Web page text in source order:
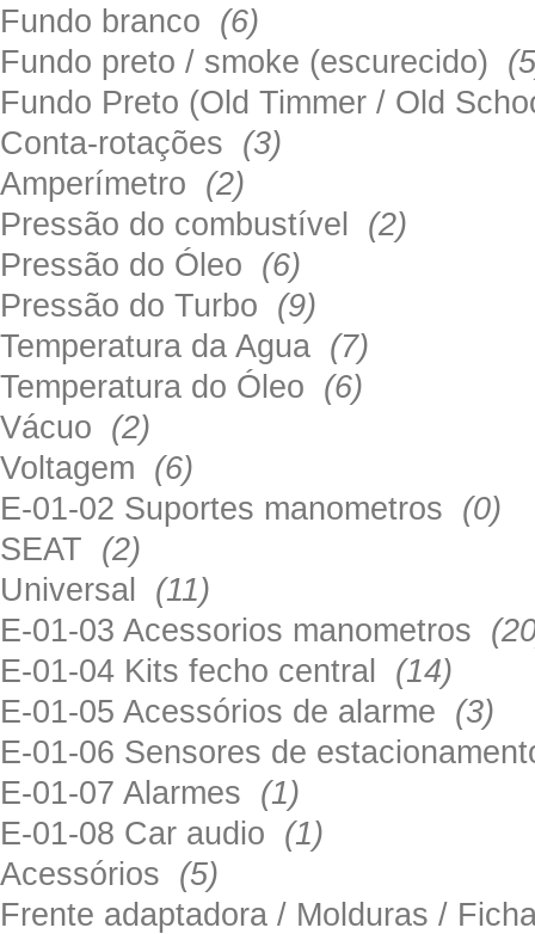
Fundo branco (6)
Fundo preto / smoke (escurecido)
Fundo Preto (Old Timmer / Old
Conta-rotações (3)
Amperímetro (2)
Pressão do combustível (2)
Pressão do Óleo (6)
Pressão do Turbo (9)
Temperatura da Agua (7)
Temperatura do Óleo (6)
Vácuo (2)
Voltagem (6)
E-01-02 Suportes manometros (0)
SEAT (2)
Universal (11)
E-01-03 Acessorios manometros
E-01-04 Kits fecho central (14)
E-01-05 Acessórios de alarme (3)
E-01-06 Sensores de
E-01-07 Alarmes (1)
E-01-08 Car audio (1)
Acessórios (5)
Frente adaptadora / Molduras /